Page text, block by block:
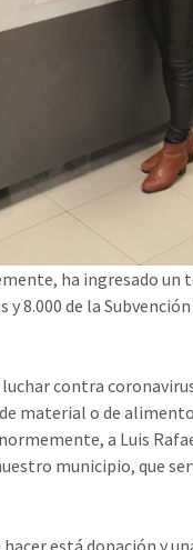
ha ingresado
8.000 de la
luchar contra
material o de
a Luis
municipio, que
está donación y